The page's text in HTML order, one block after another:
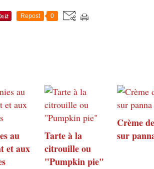
Repost 0
au
et aux
Tarte à la
citrouille ou
"Pumpkin pie"
Crème
sur